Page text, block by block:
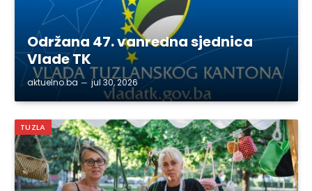
Održana 47. vanredna sjednica
Vlade TK
aktuelno.ba jul 30, 2026
TUZLA